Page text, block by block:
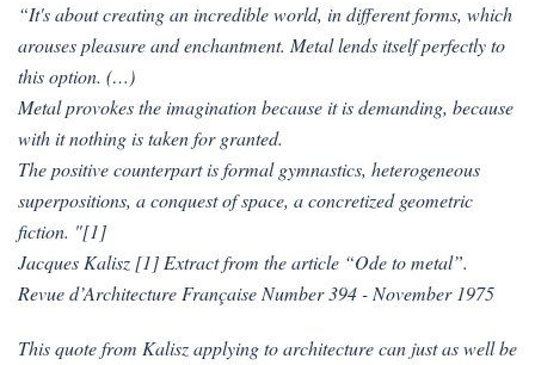
“It's about creating an incredible world, in different forms, which
arouses pleasure and enchantment. Metal lends itself perfectly to
this option. (…)
Metal provokes the imagination because it is demanding, because
with it nothing is taken for granted.
The positive counterpart is formal gymnastics, heterogeneous
superpositions, a conquest of space, a concretized geometric
fiction. "[1]
Jacques Kalisz [1] Extract from the article “Ode to metal”.
Revue d’Architecture Française Number 394 - November 1975
This quote from Kalisz applying to architecture can just as well be